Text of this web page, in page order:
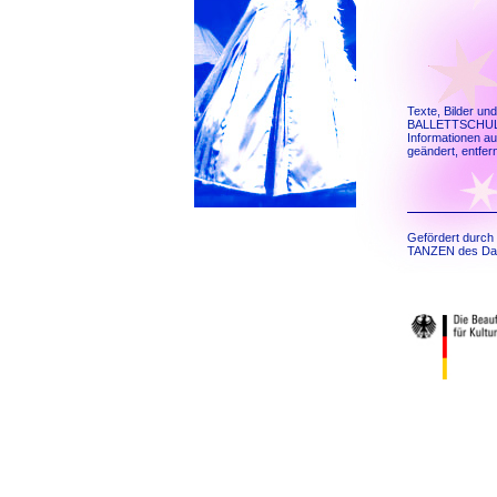
Texte, Bilder
Informationen
geändert,
Gefördert durch
TANZEN des